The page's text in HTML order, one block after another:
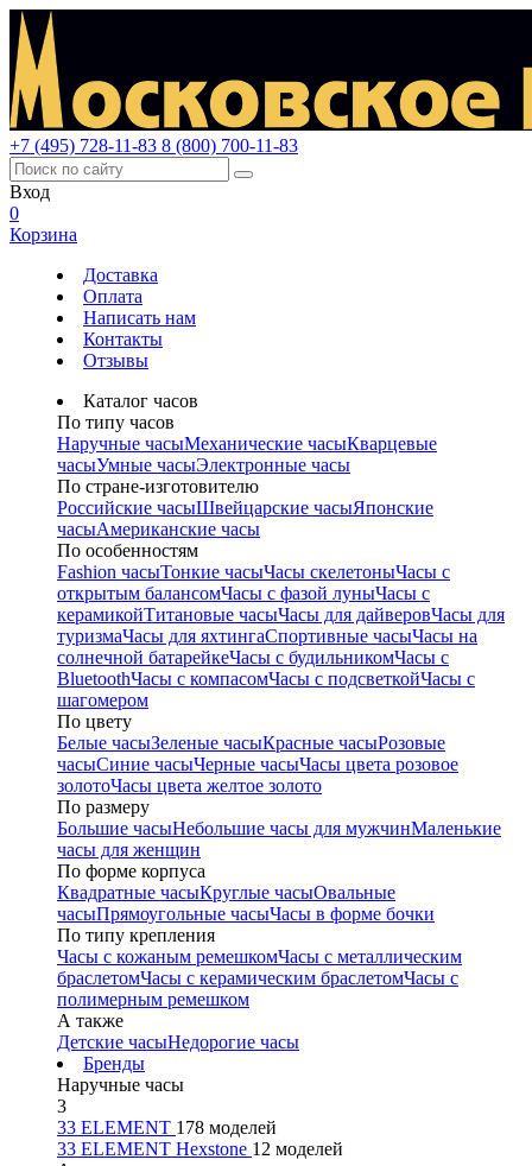
+7 (495) 728-11-83 8 (800) 700-11-83
Вход
0
Корзина
Доставка
Оплата
Написать нам
Контакты
Отзывы
Каталог часов
По типу часов
Наручные часыМеханические часыКварцевые
часыУмные часыЭлектронные часы
По стране-изготовителю
Российские часыШвейцарские часыЯпонские
часыАмериканские часы
По особенностям
Fashion часыТонкие часыЧасы скелетоныЧасы с
открытым балансомЧасы с фазой луныЧасы с
керамикойТитановые часыЧасы для дайверовЧасы для
туризмаЧасы для яхтингаСпортивные часыЧасы на
солнечной батарейкеЧасы с будильникомЧасы с
BluetoothЧасы с компасомЧасы с подсветкойЧасы с
шагомером
По цвету
Белые часыЗеленые часыКрасные часыРозовые
часыСиние часыЧерные часыЧасы цвета розовое
золотоЧасы цвета желтое золото
По размеру
Большие часыНебольшие часы для мужчинМаленькие
часы для женщин
По форме корпуса
Квадратные часыКруглые часыОвальные
часыПрямоугольные часыЧасы в форме бочки
По типу крепления
Часы с кожаным ремешкомЧасы с металлическим
браслетомЧасы с керамическим браслетомЧасы с
полимерным ремешком
А также
Детские часыНедорогие часы
Бренды
Наручные часы
3
33 ELEMENT 178 моделей
33 ELEMENT Hexstone 12 моделей